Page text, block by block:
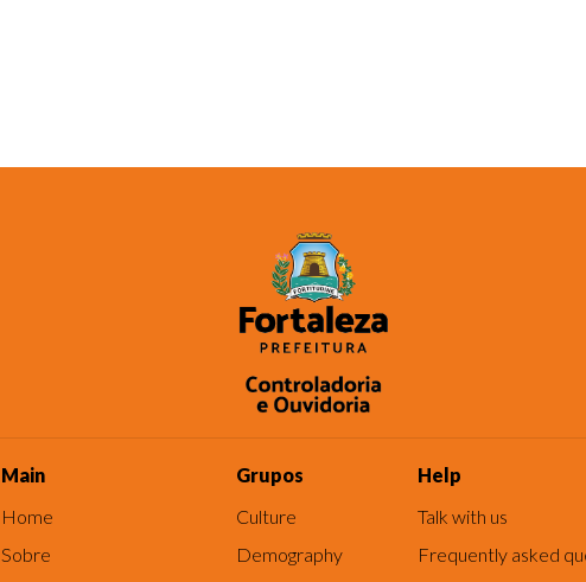
Main
Home
Sobre
Grupos
Culture
Demography
Help
Talk with us
Frequently asked